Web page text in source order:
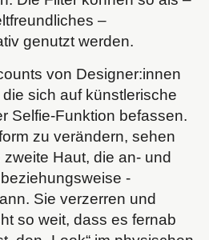
–
genutzt werden.
von Designer:innen
sich auf künstlerische
Selfie-Funktion befassen.
zu verändern, sehen
Haut, die an- und
-
Sie verzerren und
so weit, dass es fernab